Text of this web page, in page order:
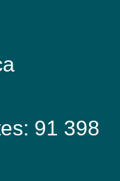
91 398